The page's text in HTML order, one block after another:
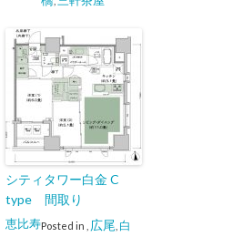
シティタワー白金 C
type 間取り
Posted in
恵比寿 広尾 白